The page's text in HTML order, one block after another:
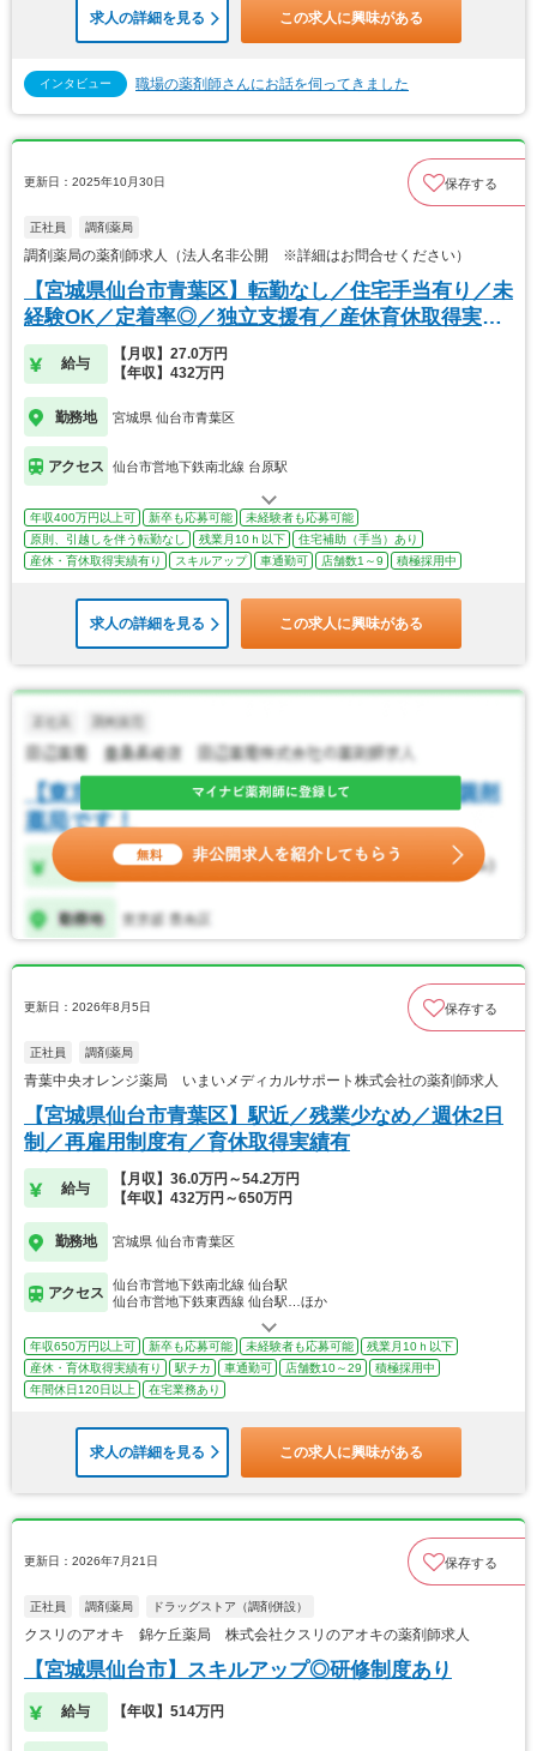
求人の詳細を見る この求人に興味がある
インタビュー 職場の薬剤師さんにお話を伺ってきました
更新日：2025年10月30日 保存する
正社員 調剤薬局
調剤薬局の薬剤師求人（法人名非公開 ※詳細はお問合せください）
【宮城県仙台市青葉区】転勤なし／住宅手当有り／未
経験OK／定着率◎／独立支援有／産休育休取得実績
あり
給与
【月収】27.0万円
【年収】432万円
勤務地 宮城県 仙台市青葉区
アクセス 仙台市営地下鉄南北線 台原駅
年収400万円以上可 新卒も応募可能
未経験者も応募可能
原則、引越しを伴う転勤なし
残業月10ｈ以下
住宅補助（手当）あり
産休・育休取得実績有り
スキルアップ 車通勤可 店舗数1～9 積極採用中
求人の詳細を見る この求人に興味がある
更新日：2026年8月5日 保存する
正社員 調剤薬局
青葉中央オレンジ薬局 いまいメディカルサポート株式会社の薬剤師求人
【宮城県仙台市青葉区】駅近／残業少なめ／週休2日
制／再雇用制度有／育休取得実績有
給与
【月収】36.0万円～54.2万円
【年収】432万円～650万円
勤務地 宮城県 仙台市青葉区
アクセス
仙台市営地下鉄南北線 仙台駅
仙台市営地下鉄東西線 仙台駅…ほか
年収650万円以上可 新卒も応募可能 未経験者も応募可能
残業月10ｈ以下
産休・育休取得実績有り
駅チカ 車通勤可 店舗数10～29
積極採用中
年間休日120日以上
在宅業務あり
求人の詳細を見る この求人に興味がある
更新日：2026年7月21日 保存する
正社員 調剤薬局 ドラッグストア（調剤併設）
クスリのアオキ 錦ケ丘薬局 株式会社クスリのアオキの薬剤師求人
【宮城県仙台市】スキルアップ◎研修制度あり
給与 【年収】514万円